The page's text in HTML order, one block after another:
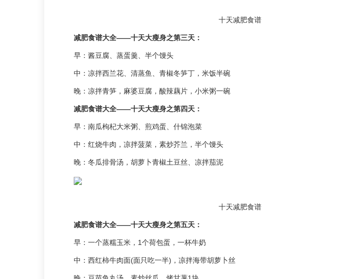
十天减肥食谱
减肥食谱大全——十天大瘦身之第三天：
早：酱豆腐、蒸蛋羹、半个馒头
中：凉拌西兰花、清蒸鱼、青椒冬笋丁，米饭半碗
晚：凉拌青笋，麻婆豆腐，酸辣藕片，小米粥一碗
减肥食谱大全——十天大瘦身之第四天：
早：南瓜枸杞大米粥、煎鸡蛋、什锦泡菜
中：红烧牛肉，凉拌菠菜，素炒芥兰，半个馒头
晚：冬瓜排骨汤，胡萝卜青椒土豆丝、凉拌茄泥
十天减肥食谱
减肥食谱大全——十天大瘦身之第五天：
早：一个蒸糯玉米，1个荷包蛋，一杯牛奶
中：西红柿牛肉面(面只吃一半)，凉拌海带胡萝卜丝